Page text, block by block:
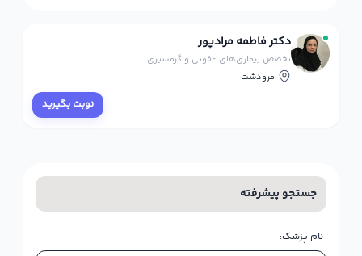
دکتر فاطمه مرادپور
تخصص بیماری‌های عفونی و گرمسیری
مرودشت
نوبت بگیرید
جستجو پیشرفته
نام پزشک: